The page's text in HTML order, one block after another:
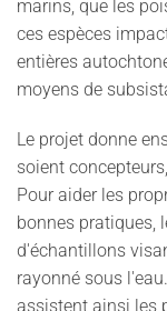
marins, que les
ces espèces
entières
moyens de
Le projet donne
soient
Pour aider les
bonnes pratiques,
d'échantillons
rayonné sous
assistent ainsi les